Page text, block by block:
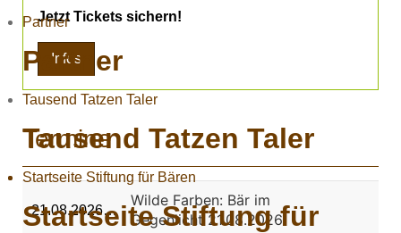
Partner
Partner
Tausend Tatzen Taler
Tausend Tatzen Taler
Startseite Stiftung für Bären
Startseite Stiftung für
Jetzt Tickets sichern!
Infos
Termine
21.08.2026…
Wilde Farben: Bär im
Gegenlicht 21.08.2026